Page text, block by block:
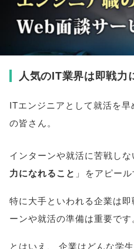
人気のIT業界は即戦力
ITエンジニアとして就活を
の皆さん。
インターンや就活に苦戦し
力になれること 」 をアピー
特に大手といわれる企業は
ーンや就活の準備は重要です
とはいえ
企業はどんな学